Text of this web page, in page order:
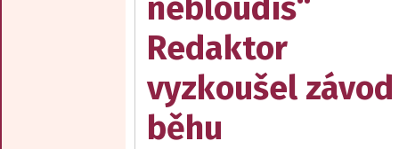
nebloudíš“
Redaktor
vyzkoušel
běhu